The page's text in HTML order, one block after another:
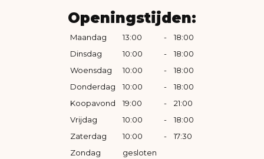
Openingstijden:
Maandag 13:00 -
18:00
Dinsdag
10:00 -
18:00
Woensdag
10:00 -
18:00
Donderdag
10:00 -
18:00
Koopavond
19:00 -
21:00
Vrijdag
10:00 -
18:00
Zaterdag
10:00 -
17:30
Zondag
gesloten